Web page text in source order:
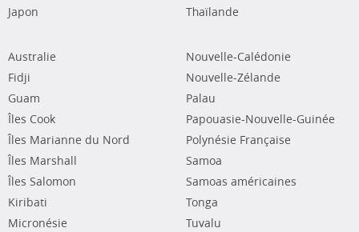
Japon
Thaïlande
Australie
Fidji
Guam
Îles Cook
Îles Marianne du Nord
Îles Marshall
Îles Salomon
Kiribati
Micronésie
Nouvelle-Calédonie
Nouvelle-Zélande
Palau
Papouasie-Nouvelle-Guinée
Polynésie Française
Samoa
Samoas américaines
Tonga
Tuvalu